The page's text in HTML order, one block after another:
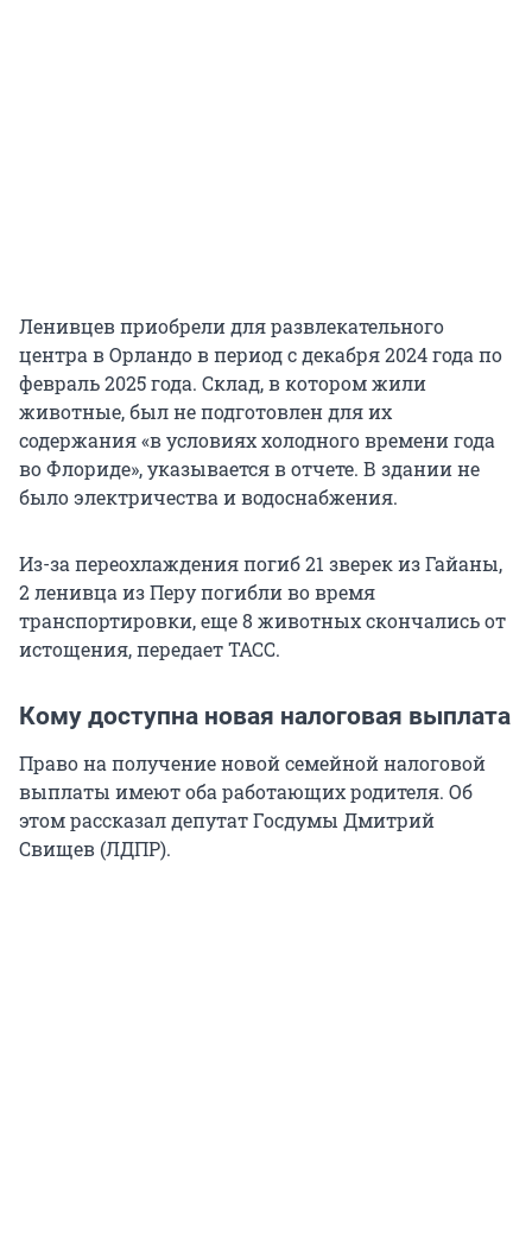
Ленивцев приобрели для развлекательного
центра в Орландо в период с декабря 2024 года по
февраль 2025 года. Склад, в котором жили
животные, был не подготовлен для их
содержания «в условиях холодного времени года
во Флориде», указывается в отчете. В здании не
было электричества и водоснабжения.
Из-за переохлаждения погиб 21 зверек из Гайаны,
2 ленивца из Перу погибли во время
транспортировки, еще 8 животных скончались от
истощения, передает ТАСС.
Кому доступна новая налоговая выплата
Право на получение новой семейной налоговой
выплаты имеют оба работающих родителя. Об
этом рассказал депутат Госдумы Дмитрий
Свищев (ЛДПР).